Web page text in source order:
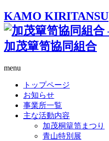
KAMO KIRITANSU
加茂簞笥協同組合
menu
トップページ
お知らせ
事業所一覧
主な活動内容
加茂桐簞笥まつり
青山特別展